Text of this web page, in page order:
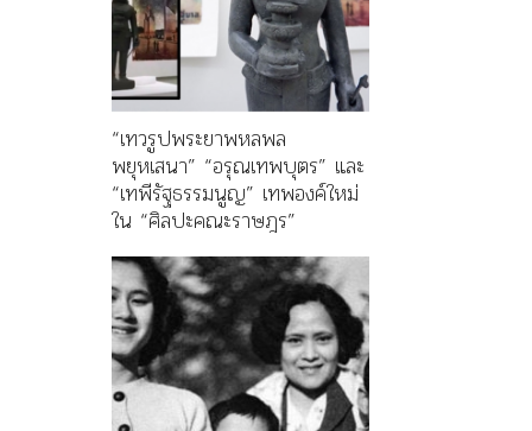
“เทวรูปพระยาพหลพล
พยุหเสนา” “อรุณเทพบุตร” และ
“เทพีรัฐธรรมนูญ” เทพองค์ใหม่
ใน “ศิลปะคณะราษฎร”